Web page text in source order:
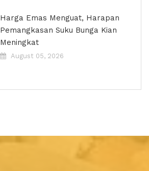
Harga Emas Menguat, Harapan
Pemangkasan Suku Bunga Kian
Meningkat
August 05, 2026